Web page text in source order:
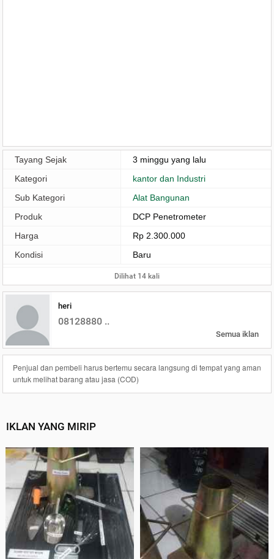
Tayang Sejak
3 minggu yang lalu
Kategori
kantor dan Industri
Sub Kategori
Alat Bangunan
Produk
DCP Penetrometer
Harga
Rp 2.300.000
Kondisi
Baru
Dilihat 14 kali
heri
08128880 ..
Semua iklan
Penjual dan pembeli harus bertemu secara langsung di tempat yang aman
untuk melihat barang atau jasa (COD)
IKLAN YANG MIRIP